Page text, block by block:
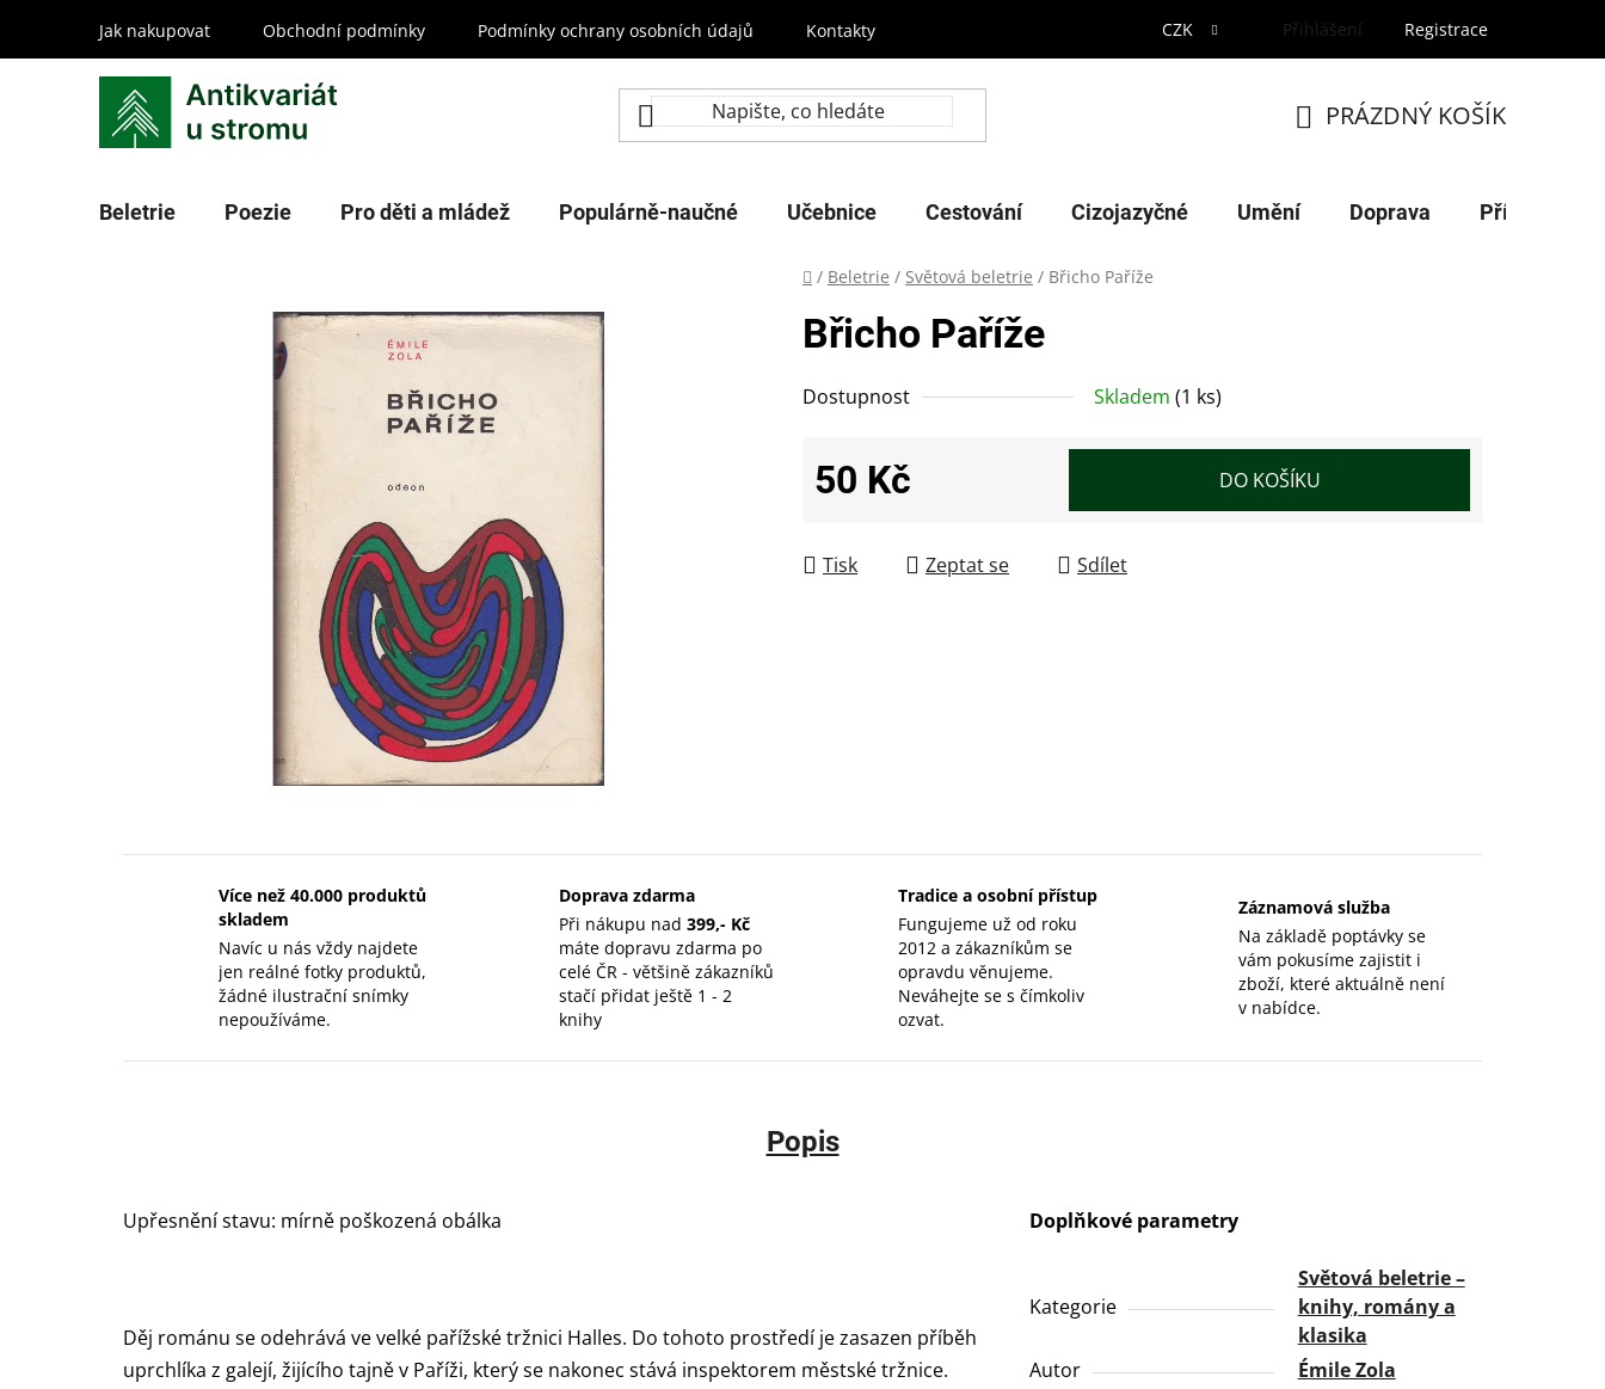
obsah
Jak nakupovat Obchodní podmínky Podmínky ochrany osobních údajů Kontakty CZK Přihlášení Registrace
KOŠÍK
PRÁZDNÝ KOŠÍK
Beletrie Poezie Pro děti a mládež Populárně-naučné Učebnice Cestování Cizojazyčné Umění Doprava Příroda
Domů
/ Beletrie / Světová beletrie / Břicho Paříže
Břicho Paříže
Dostupnost Skladem (1 ks)
50 Kč DO KOŠÍKU
Tisk Zeptat se Sdílet
Více než 40.000 produktů
skladem
Navíc u nás vždy najdete
jen reálné fotky produktů,
žádné ilustrační snímky
nepoužíváme.
Doprava zdarma
Při nákupu nad 399,- Kč
máte dopravu zdarma po
celé ČR - většině zákazníků
stačí přidat ještě 1 - 2
knihy
Tradice a osobní přístup
Fungujeme už od roku
2012 a zákazníkům se
opravdu věnujeme.
Neváhejte se s čímkoliv
ozvat.
Záznamová služba
Na základě poptávky se
vám pokusíme zajistit i
zboží, které aktuálně není
v nabídce.
Popis
Upřesnění stavu: mírně poškozená obálka
Děj románu se odehrává ve velké pařížské tržnici Halles. Do tohoto prostředí je zasazen příběh
uprchlíka z galejí, žijícího tajně v Paříži, který se nakonec stává inspektorem městské tržnice.
Doplňkové parametry
Kategorie
Světová beletrie –
knihy, romány a
klasika
Autor
Émile Zola